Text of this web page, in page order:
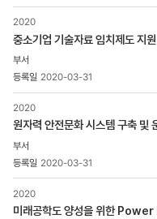
2020
중소기업 기술자료 임치제도 지
2020-03-31
2020
원자력 안전문화 시스템 구축 및
2020-03-31
2020
미래공학도 양성을 위한